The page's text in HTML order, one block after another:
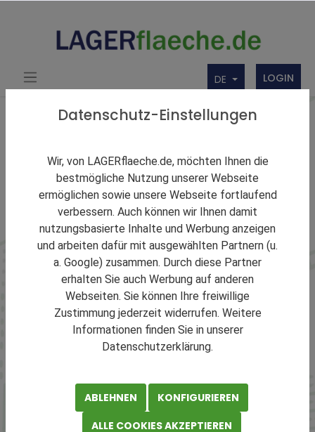
DE LOGIN
Lagerfläche in
Sachsen-Anhalt
mieten
Suchen Sie eine moderne Lagerhalle oder flexible
Logistikflächen in Sachsen-Anhalt? Profitieren Sie von
erstklassiger Infrastruktur, attraktiven Mietpreisen und
optimaler Anbindung an zentrale Wirtschaftsräume in
Deutschland und Osteuropa.
Datenschutz-Einstellungen
Wir, von LAGERflaeche.de, möchten Ihnen die
bestmögliche Nutzung unserer Webseite
ermöglichen sowie unsere Webseite fortlaufend
verbessern. Auch können wir Ihnen damit
nutzungsbasierte Inhalte und Werbung anzeigen
und arbeiten dafür mit ausgewählten Partnern (u.
a. Google) zusammen. Durch diese Partner
erhalten Sie auch Werbung auf anderen
Webseiten. Sie können Ihre freiwillige
Zustimmung jederzeit widerrufen. Weitere
Informationen finden Sie in unserer
Datenschutzerklärung.
ABLEHNEN
KONFIGURIEREN
ALLE COOKIES AKZEPTIEREN